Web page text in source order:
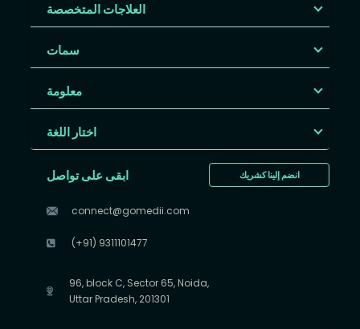
العلاجات المتخصصة
سمات
معلومة
اختار اللغة
انضم إلينا كشريك ابقى على تواصل
connect@gomedii.com
(+91) 9311101477
96, block C, Sector 65, Noida,
Uttar Pradesh, 201301